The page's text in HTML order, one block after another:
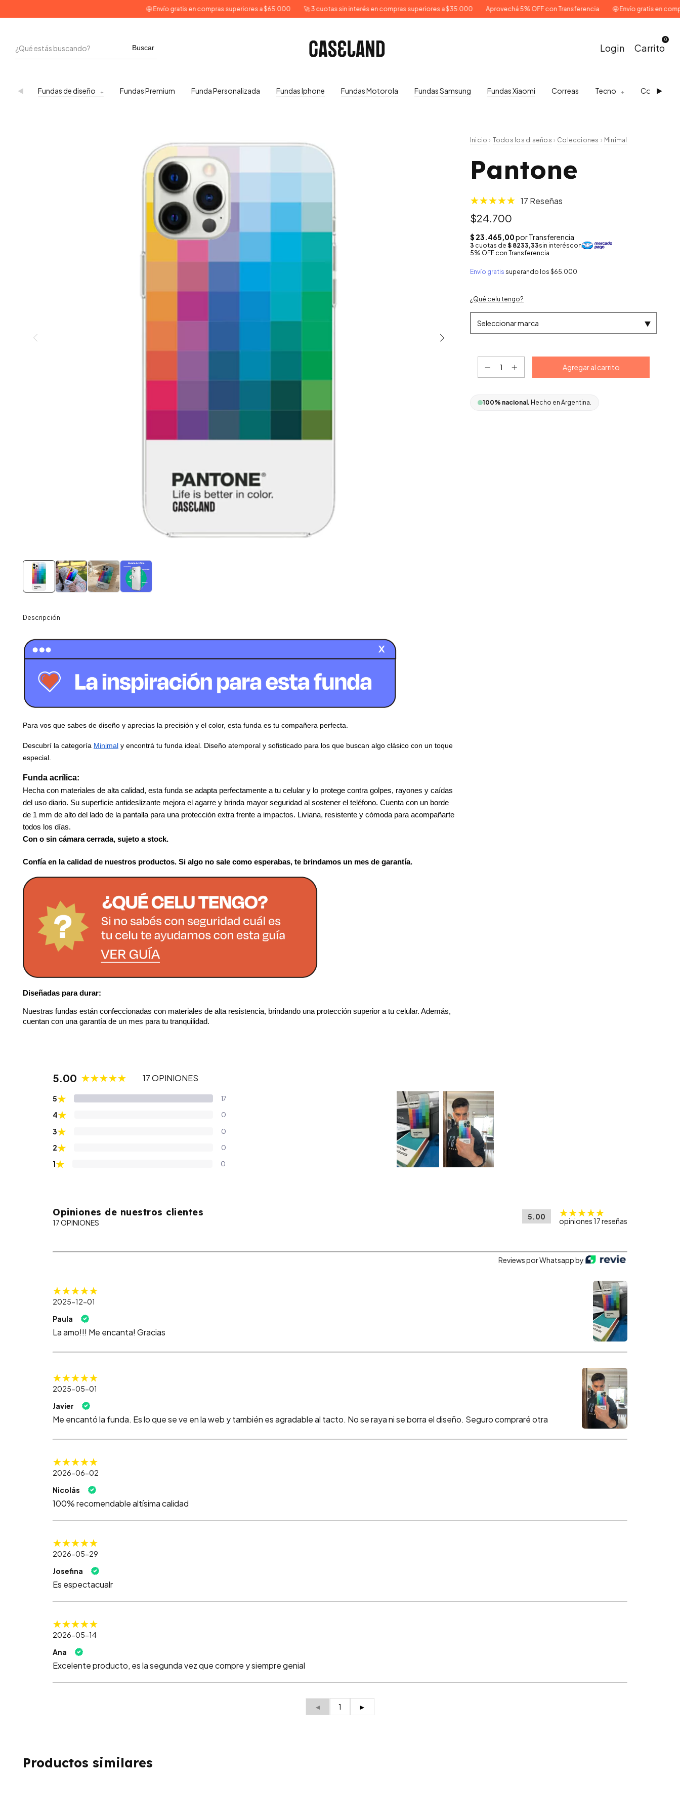
🤩 Envío gratis en compras superiores a $65.000 🚀 3 cuotas sin interés en compras superiores a $35.000 Aprovechá 5% OFF con Transferencia 🤩 Envío gratis en compras
Buscar Login Carrito
0
Fundas de diseño Fundas Premium Funda Personalizada Fundas Iphone Fundas Motorola Fundas Samsung Fundas Xiaomi Correas Tecno
Inicio › Todos los diseños › Colecciones › Minimal
Pantone
17 Reseñas
$24.700
Envío gratis superando los $65.000
100% nacional. Hecho en Argentina.
Descripción
Para vos que sabes de diseño y aprecias la precisión y el color, esta funda es tu compañera perfecta.
Descubrí la categoría Minimal y encontrá tu funda ideal. Diseño atemporal y sofisticado para los que buscan algo clásico con un toque
especial.
Funda acrílica:
Hecha con materiales de alta calidad, esta funda se adapta perfectamente a tu celular y lo protege contra golpes, rayones y caídas
del uso diario. Su superficie antideslizante mejora el agarre y brinda mayor seguridad al sostener el teléfono. Cuenta con un borde
de 1 mm de alto del lado de la pantalla para una protección extra frente a impactos. Liviana, resistente y cómoda para acompañarte
todos los días.
Con o sin cámara cerrada, sujeto a stock.
Confía en la calidad de nuestros productos. Si algo no sale como esperabas, te brindamos un mes de garantía.
Diseñadas para durar:
Nuestras fundas están confeccionadas con materiales de alta resistencia, brindando una protección superior a tu celular. Además,
cuentan con una garantía de un mes para tu tranquilidad.
5.00 17 OPINIONES
5★ 17
4★ 0
3★ 0
2★ 0
1★ 0
Opiniones de nuestros clientes
17 OPINIONES
5.00 opiniones 17 reseñas
Reviews por Whatsapp by
2025-12-01
Paula
La amo!!! Me encanta! Gracias
2025-05-01
Javier
Me encantó la funda. Es lo que se ve en la web y también es agradable al tacto. No se raya ni se borra el diseño. Seguro compraré otra
2026-06-02
Nicolás
100% recomendable altísima calidad
2026-05-29
Josefina
Es espectacualr
2026-05-14
Ana
Excelente producto, es la segunda vez que compre y siempre genial
◄ 1 ►
Productos similares